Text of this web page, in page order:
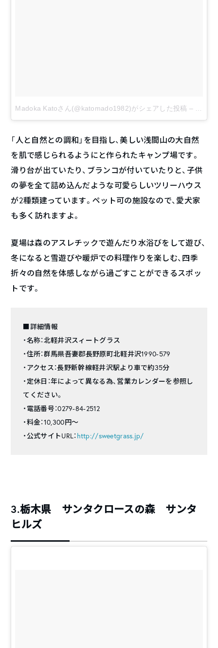
Madoka Katoさん(@katomado1982)がシェアした投稿 –
「人と自然との調和」を目指し、美しい浅間山の大自然
を肌で感じられるようにと作られたキャンプ場です。
滑り台が出ていたり、ブランコが付いていたりと、子供
の夢を全て詰め込んだような可愛らしいツリーハウス
が2種類建っています。ペット可の施設なので、愛犬家
も多く訪れますよ。
夏場は森のアスレチックで遊んだり水浴びをして遊び、
冬になると雪遊びや暖炉での料理作りを楽しむ、四季
折々の自然を体感しながら過ごすことができるスポッ
トです。
■詳細情報
・名称：北軽井沢スィートグラス
・住所：群馬県吾妻郡長野原町北軽井沢1990-579
・アクセス：長野新幹線軽井沢駅より車で約35分
・定休日：年によって異なる為、営業カレンダーを参照し
てください。
・電話番号：0279-84-2512
・料金：10,300円～
・公式サイトURL： http://sweetgrass.jp/
3.栃木県 サンタクロースの森 サンタ
ヒルズ